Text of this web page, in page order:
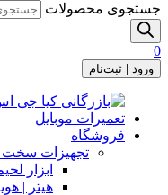
جستجوی محصولات
0
ورود | ثبت‌نام
فروشگاه
تجهیزات سخت
ابزار
هیتر |